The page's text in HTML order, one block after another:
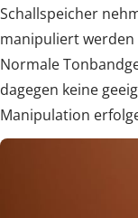
Schallspeicher
manipuliert werden
Normale
dagegen keine
Manipulation